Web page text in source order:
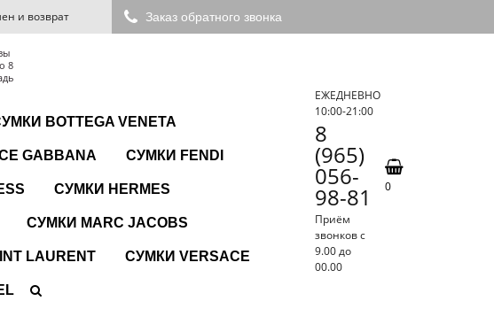
и возврат Заказ обратного звонка
8
BOTTEGA VENETA
GABBANA СУМКИ FENDI
СУМКИ HERMES
СУМКИ MARC JACOBS
LAURENT СУМКИ VERSACE
ЕЖЕДНЕВНО
10:00-21:00
8
(965)
056-
98-81
Приём
звонков с
9.00 до
00.00
0